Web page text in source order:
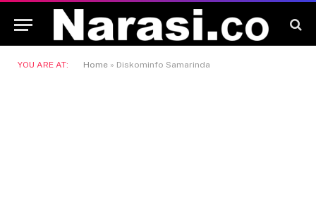
YOU ARE AT: Home » Diskominfo Samarinda